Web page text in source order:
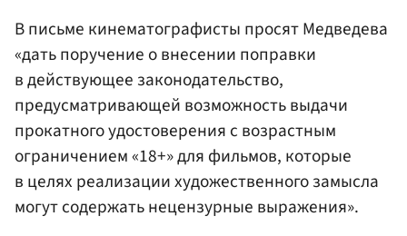
В письме кинематографисты просят Медведева
«дать поручение о внесении поправки
в действующее законодательство,
предусматривающей возможность выдачи
прокатного удостоверения с возрастным
ограничением «18+» для фильмов, которые
в целях реализации художественного замысла
могут содержать нецензурные выражения».